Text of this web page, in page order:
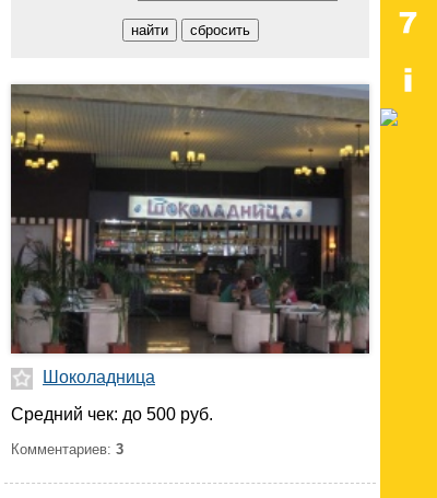
Шоколадница
Средний чек: до 500 руб.
Комментариев: 3